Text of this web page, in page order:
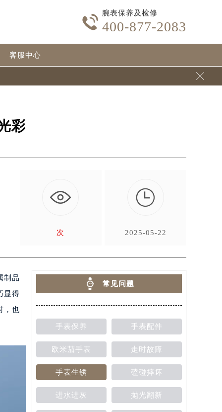

腕表保养及检修
400-877-2083
客服中心

彩
次

2025-05-22
制品
显得
，也
常见问题
手表保养 手表配件
欧米茄手表 走时故障
手表生锈 磕碰摔坏
进水进灰 抛光翻新